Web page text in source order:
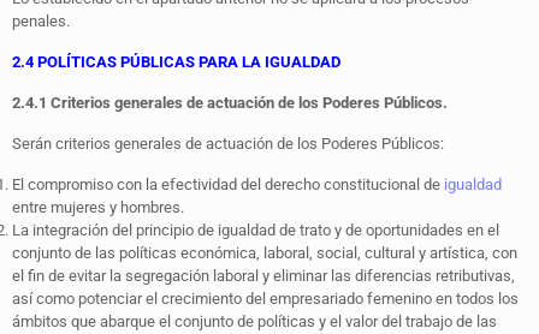
penales.
2.4 POLÍTICAS PÚBLICAS PARA LA IGUALDAD
2.4.1 Criterios generales de actuación de los Poderes Públicos.
Serán criterios generales de actuación de los Poderes Públicos:
El compromiso con la efectividad del derecho constitucional de igualdad
entre mujeres y hombres.
La integración del principio de igualdad de trato y de oportunidades en el
conjunto de las políticas económica, laboral, social, cultural y artística, con
el fin de evitar la segregación laboral y eliminar las diferencias retributivas,
así como potenciar el crecimiento del empresariado femenino en todos los
ámbitos que abarque el conjunto de políticas y el valor del trabajo de las